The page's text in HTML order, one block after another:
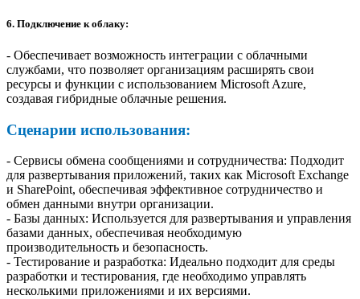
6. Подключение к облаку:
- Обеспечивает возможность интеграции с облачными
службами, что позволяет организациям расширять свои
ресурсы и функции с использованием Microsoft Azure,
создавая гибридные облачные решения.
Сценарии использования:
- Сервисы обмена сообщениями и сотрудничества: Подходит
для развертывания приложений, таких как Microsoft Exchange
и SharePoint, обеспечивая эффективное сотрудничество и
обмен данными внутри организации.
- Базы данных: Используется для развертывания и управления
базами данных, обеспечивая необходимую
производительность и безопасность.
- Тестирование и разработка: Идеально подходит для среды
разработки и тестирования, где необходимо управлять
несколькими приложениями и их версиями.